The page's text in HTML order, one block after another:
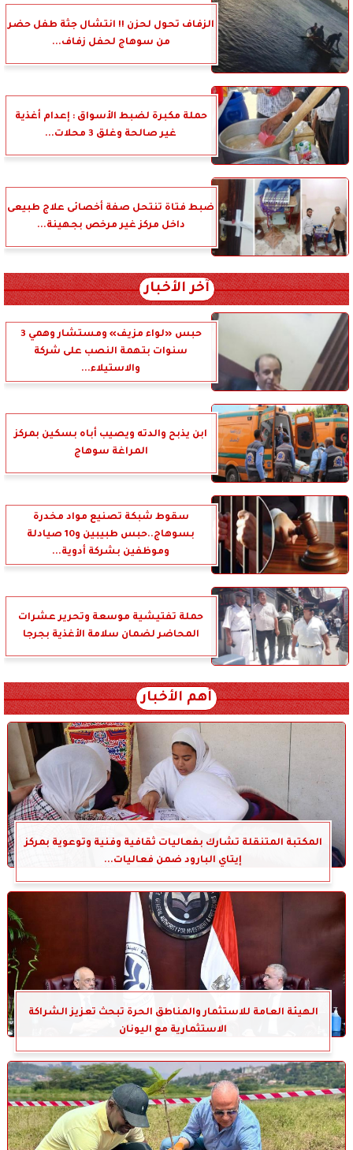
الزفاف تحول لحزن !! انتشال جثة طفل حضر
من سوهاج لحفل زفاف...
حملة مكبرة لضبط الأسواق : إعدام أغذية
غير صالحة وغلق 3 محلات...
ضبط فتاة تنتحل صفة أخصائى علاج طبيعى
داخل مركز غير مرخص بجهينة...
آخر الأخبار
حبس «لواء مزيف» ومستشار وهمي 3
سنوات بتهمة النصب على شركة
والاستيلاء...
ابن يذبح والدته ويصيب أباه بسكين بمركز
المراغة سوهاج
سقوط شبكة تصنيع مواد مخدرة
بسوهاج..حبس طبيبين و10 صيادلة
وموظفين بشركة أدوية...
حملة تفتيشية موسعة وتحرير عشرات
المحاضر لضمان سلامة الأغذية بجرجا
أهم الأخبار
المكتبة المتنقلة تشارك بفعاليات ثقافية وفنية وتوعوية بمركز
إيتاي البارود ضمن فعاليات...
الهيئة العامة للاستثمار والمناطق الحرة تبحث تعزيز الشراكة
الاستثمارية مع اليونان